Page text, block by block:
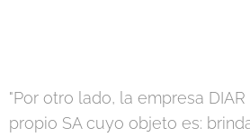
"Por otro lado, la empresa
propio SA cuyo objeto es: